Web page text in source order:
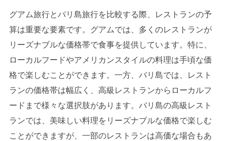
グアム旅行とバリ島旅行を比較する際、レストランの予
算は重要な要素です。グアムでは、多くのレストランが
リーズナブルな価格帯で食事を提供しています。特に、
ローカルフードやアメリカンスタイルの料理は手頃な価
格で楽しむことができます。一方、バリ島では、レスト
ランの価格帯は幅広く、高級レストランからローカルフ
ードまで様々な選択肢があります。バリ島の高級レスト
ランでは、美味しい料理をリーズナブルな価格で楽しむ
ことができますが、一部のレストランは高価な場合もあ